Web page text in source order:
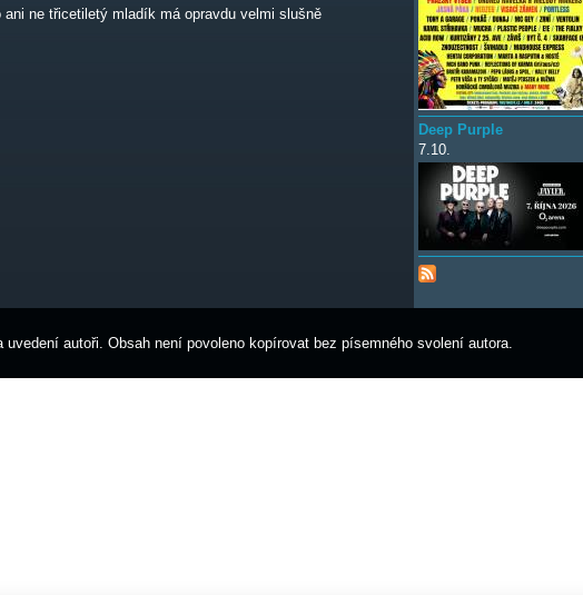
ne třicetiletý mladík má opravdu velmi slušně
Deep Purple
7.10.
uvedení autoři. Obsah není povoleno kopírovat bez písemného svolení autora.